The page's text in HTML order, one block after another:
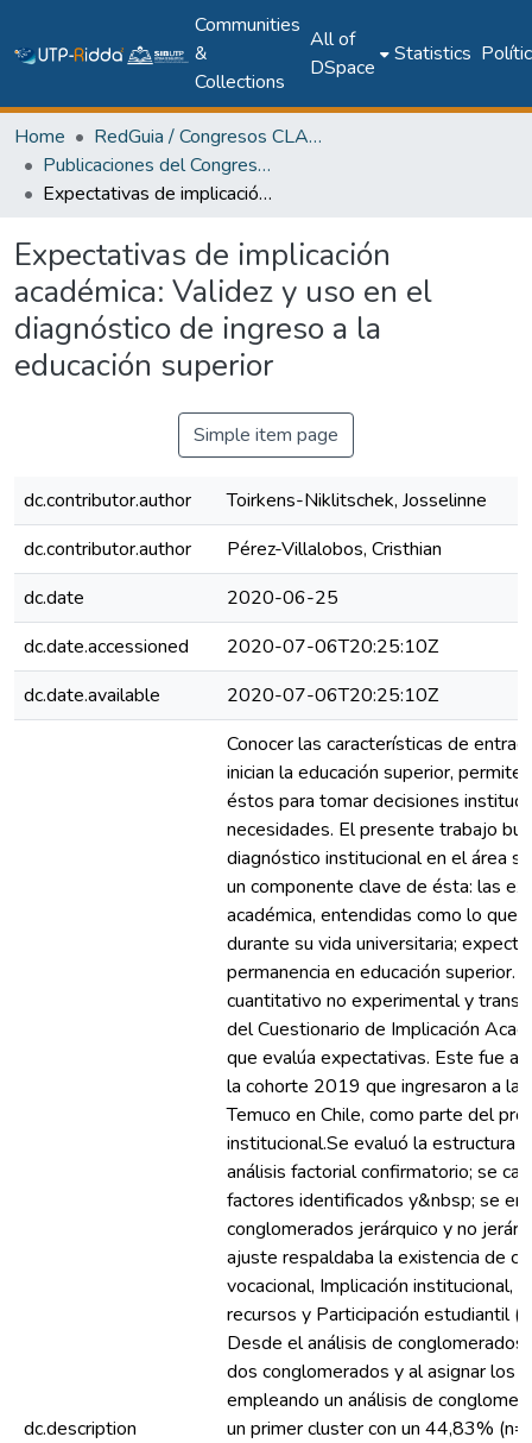
Communities
&
Collections
All of
DSpace
Statistics
Home
RedGuia / Congresos CLABES
Publicaciones del Congreso Internacional CLABES
Expectativas de implicación académica: Validez y uso en el diagnóstico de ingreso a la educación superior
Expectativas de implicación
académica: Validez y uso en el
diagnóstico de ingreso a la
educación superior
Simple item page
dc.contributor.author
Toirkens-Niklitschek, Josselinne
dc.contributor.author
Pérez-Villalobos, Cristhian
dc.date
2020-06-25
dc.date.accessioned
2020-07-06T20:25:10Z
dc.date.available
2020-07-06T20:25:10Z
dc.description
Conocer las características de
inician la educación superior,
éstos para tomar decisiones
necesidades. El presente trabajo
diagnóstico institucional en el área
un componente clave de ésta: las
académica, entendidas como lo que
durante su vida universitaria;
permanencia en educación superior.
cuantitativo no experimental y
del Cuestionario de Implicación
que evalúa expectativas. Este fue
la cohorte 2019 que ingresaron a la
Temuco en Chile, como parte del
institucional.Se evaluó la estructura
análisis factorial confirmatorio; se
factores identificados y&nbsp; se
conglomerados jerárquico y no
ajuste respaldaba la existencia de
vocacional, Implicación institucional,
recursos y Participación estudiantil
Desde el análisis de
dos conglomerados y al asignar los
empleando un análisis de
un primer cluster con un 44,83%